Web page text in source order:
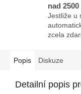
nad
Jestliže u
zcela
Popis Diskuze
Detailní popis